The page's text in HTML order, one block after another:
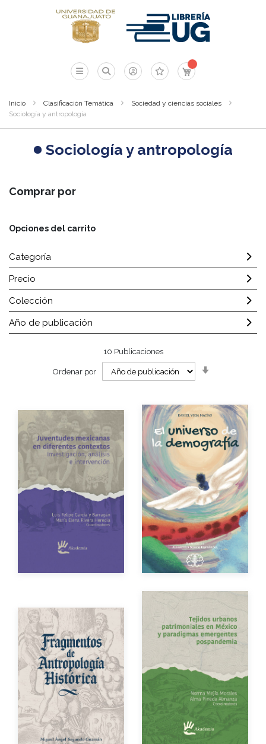
Mi carrito
Inicio Clasificación Temática
Sociedad y ciencias sociales
Sociología y antropología
Sociología y antropología
Comprar por
Opciones del carrito
Categoría
Precio
Colección
Año de publicación
10 Publicaciones
Ordenar por
Autores
Año de edición
Año de edición
Impreso $150.00
Autor
Año de edición
eBook Gratuito
Año de edición
Impreso